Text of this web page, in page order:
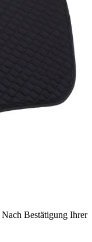
Nach Bestätigung Ihrer